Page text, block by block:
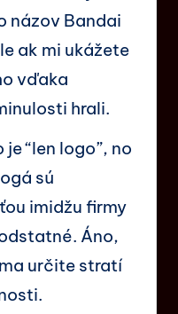
názov Bandai
ak mi ukážete
vďaka
hrali.
“len logo”, no
sú
imidžu firmy
Áno,
určite stratí